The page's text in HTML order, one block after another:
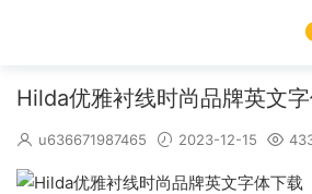
Hilda优雅衬线时尚品牌英文
u636671987465 2023-12-15